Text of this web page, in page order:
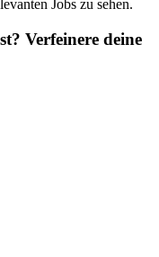
Jobs zu sehen.
Verfeinere deine